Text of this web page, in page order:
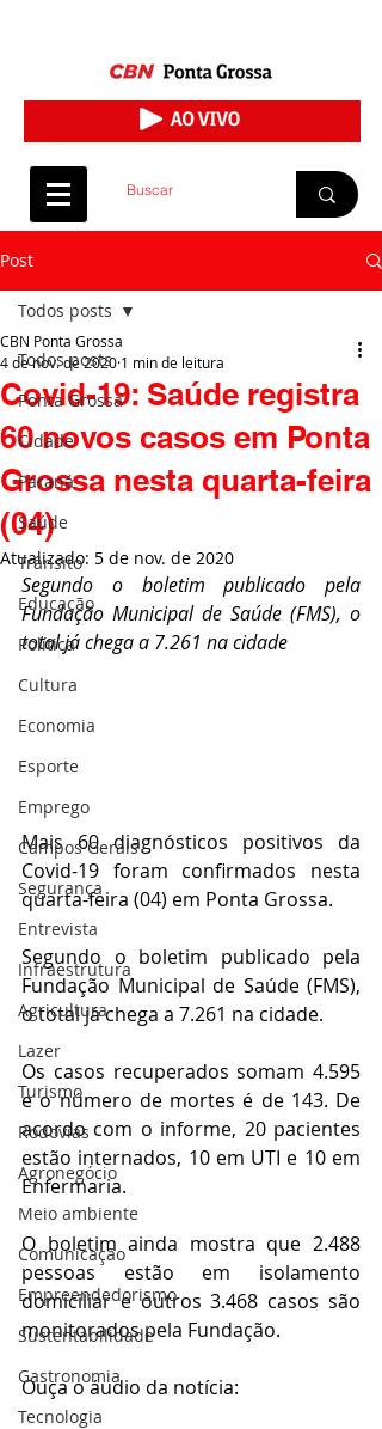
Post
Todos posts
Ponta Grossa
Cidade
Paraná
Saúde
Trânsito
Educação
Política
Cultura
Economia
Esporte
Emprego
Campos Gerais
Segurança
Entrevista
Infraestrutura
Agricultura
Lazer
Turismo
Rodovias
Agronegócio
Meio ambiente
Comunicação
Empreendedorismo
Sustentabilidade
Gastronomia
Tecnologia
Todos posts
Covid-19: Saúde registra
60 novos casos em Ponta
Grossa nesta quarta-feira
(04)
CBN Ponta Grossa
4 de nov. de 2020 1 min de leitura
Atualizado: 5 de nov. de 2020
Segundo o boletim publicado pela
Fundação Municipal de Saúde (FMS), o
total já chega a 7.261 na cidade
Mais 60 diagnósticos positivos da
Covid-19 foram confirmados nesta
quarta-feira (04) em Ponta Grossa.
Segundo o boletim publicado pela
Fundação Municipal de Saúde (FMS),
o total já chega a 7.261 na cidade.
Os casos recuperados somam 4.595
e o número de mortes é de 143. De
acordo com o informe, 20 pacientes
estão internados, 10 em UTI e 10 em
Enfermaria.
O boletim ainda mostra que 2.488
pessoas estão em isolamento
domiciliar e outros 3.468 casos são
monitorados pela Fundação.
Ouça o áudio da notícia: